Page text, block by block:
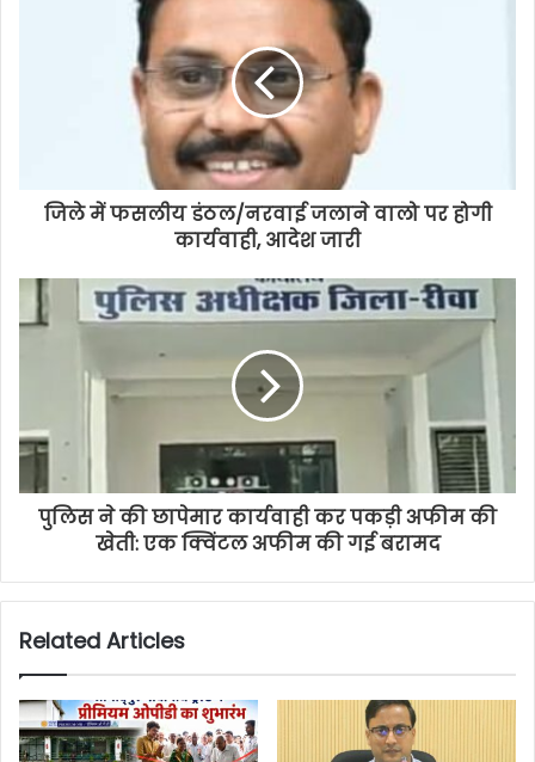
जिले में फसलीय डंठल/नरवाई जलाने वालो पर होगी
कार्यवाही, आदेश जारी
पुलिस ने की छापेमार कार्यवाही कर पकड़ी अफीम की
खेती: एक क्विंटल अफीम की गई बरामद
Related Articles